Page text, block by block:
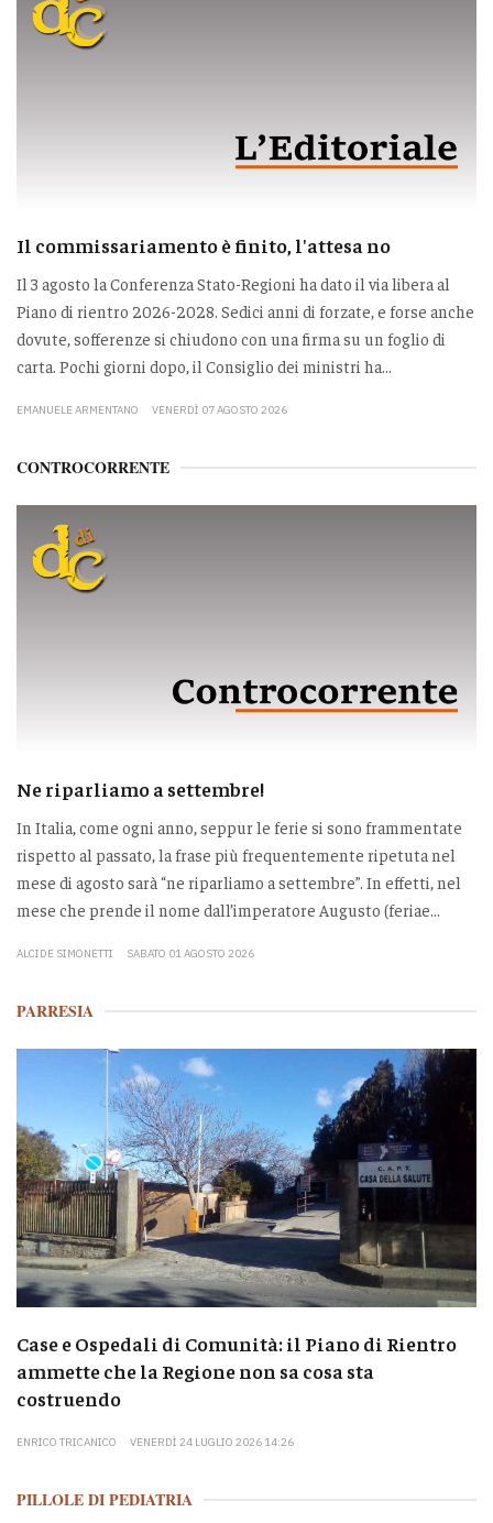
Il commissariamento è finito, l'attesa no
Il 3 agosto la Conferenza Stato-Regioni ha dato il via libera al
Piano di rientro 2026-2028. Sedici anni di forzate, e forse anche
dovute, sofferenze si chiudono con una firma su un foglio di
carta. Pochi giorni dopo, il Consiglio dei ministri ha...
EMANUELE ARMENTANO VENERDÌ 07 AGOSTO 2026
CONTROCORRENTE
Ne riparliamo a settembre!
In Italia, come ogni anno, seppur le ferie si sono frammentate
rispetto al passato, la frase più frequentemente ripetuta nel
mese di agosto sarà “ne riparliamo a settembre”. In effetti, nel
mese che prende il nome dall’imperatore Augusto (feriae...
ALCIDE SIMONETTI SABATO 01 AGOSTO 2026
PARRESIA
Case e Ospedali di Comunità: il Piano di Rientro
ammette che la Regione non sa cosa sta
costruendo
ENRICO TRICANICO VENERDÌ 24 LUGLIO 2026 14:26
PILLOLE DI PEDIATRIA